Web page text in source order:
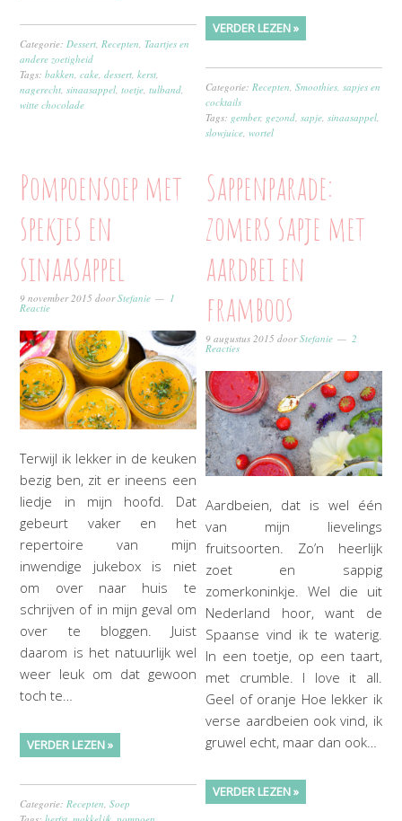
Categorie: Dessert Recepten ,Taartjes en
andere zoetigheid
Tags:bakken ,cake ,dessert ,kerst
nagerecht ,sinaasappel ,toetje ,tulband
witte chocolade
VERDER LEZEN »
Categorie:Recepten,Smoothies, sapjes en
cocktails
Tags: gember, gezond,sapje,sinaasappel,
slowjuice,wortel
Pompoensoep met
spekjes en
sinaasappel
9 november 2015 doorStefanie 1
Reactie
Terwijl ik lekker in de keuken
bezig ben, zit er ineens een
liedje in mijn hoofd. Dat
gebeurt vaker en het
repertoire van mijn
inwendige jukebox is niet
om over naar huis te
schrijven of in mijn geval om
over te bloggen. Juist
daarom is het natuurlijk wel
weer leuk om dat gewoon
toch te…
VERDER LEZEN »
Categorie:Recepten,Soep
Sappenparade:
zomers sapje met
aardbei en
framboos
9 augustus 2015 doorStefanie 2
Reacties
Aardbeien, dat is wel één
van mijn lievelings
fruitsoorten. Zo’n heerlijk
zoet en sappig
zomerkoninkje. Wel die uit
Nederland hoor, want de
Spaanse vind ik te waterig.
In een toetje, op een taart,
met crumble. I love it all.
Geel of oranje Hoe lekker ik
verse aardbeien ook vind, ik
gruwel echt, maar dan ook…
VERDER LEZEN »